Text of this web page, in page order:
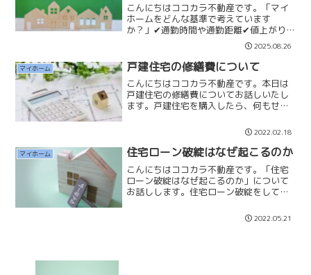
こんにちはココカラ不動産です。「マイ
ホームをどんな基準で考えています
か？」✔通勤時間や通勤距離✔値上がりや
リセール✔ステータスや見栄もしこのよ
うな気持ちばかり考えていたり、優先順
位が高い場合には気をつけなければいけ
ません。もしかしたら後悔し...
2025.08.26
マイホーム 戸建住宅の修繕費について
こんにちはココカラ不動産です。本日は
戸建住宅の修繕費についてお話しいたし
ます。戸建住宅を購入したら、何もせず
ん。定期的に修繕を行わないと安心安全
に住めなくなってしまいます。戸建住宅
はマンションと違い、管理...
2022.02.18
マイホーム 住宅ローン破綻はなぜ起こるのか
こんにちはココカラ不動産です。「住宅
ローン破綻はなぜ起こるのか」について
お話しします。住宅ローン破綻をしてし
も借入額がキャパオーバーであったり、
転職による収入減少、将来の見通しの甘
2022.05.21